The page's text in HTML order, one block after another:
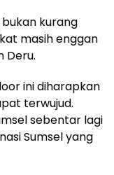
kurang
masih enggan
Deru.
ini diharapkan
terwujud.
sebentar lagi
Sumsel yang